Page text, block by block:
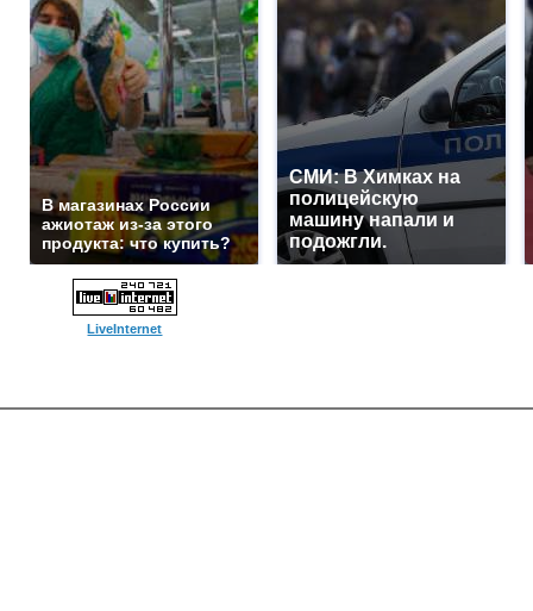
В магазинах России
ажиотаж из-за этого
продукта: что купить?
СМИ: В Химках на
полицейскую
машину напали и
подожгли.
LiveInternet